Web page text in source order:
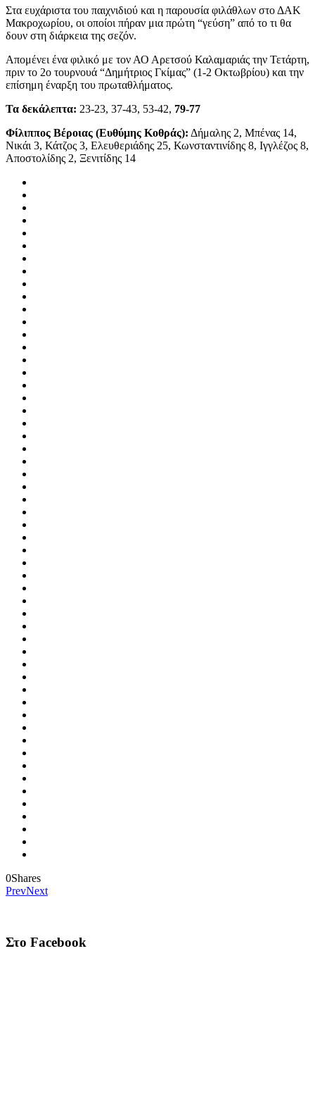
Στα ευχάριστα του παιχνιδιού και η παρουσία φιλάθλων στο ΔΑΚ
Μακροχωρίου, οι οποίοι πήραν μια πρώτη “γεύση” από το τι θα
δουν στη διάρκεια της σεζόν.
Απομένει ένα φιλικό με τον ΑΟ Αρετσού Καλαμαριάς την Τετάρτη,
πριν το 2ο τουρνουά “Δημήτριος Γκίμας” (1-2 Οκτωβρίου) και την
επίσημη έναρξη του πρωταθλήματος.
Τα δεκάλεπτα: 23-23, 37-43, 53-42, 79-77
Φίλιππος Βέροιας (Ευθύμης Κοθράς): Δήμαλης 2, Μπένας 14,
Νικάι 3, Κάτζος 3, Ελευθεριάδης 25, Κωνσταντινίδης 8, Ιγγλέζος 8,
Αποστολίδης 2, Ξενιτίδης 14
0Shares
PrevNext
Στο Facebook